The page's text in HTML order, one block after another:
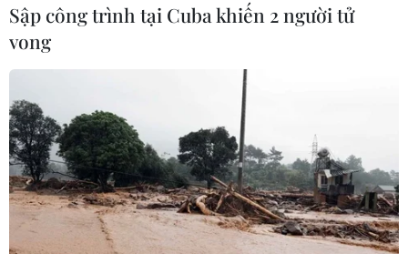
Sập công trình tại Cuba khiến 2 người tử
vong